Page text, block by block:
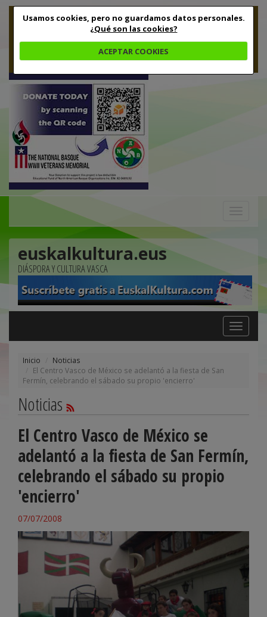
Usamos cookies, pero no guardamos datos personales.
¿Qué son las cookies?
ACEPTAR COOKIES
euskalkultura.eus
DIÁSPORA Y CULTURA VASCA
Toggle
navigation
Inicio
Noticias
El Centro Vasco de México se adelantó a la fiesta de San
Fermín, celebrando el sábado su propio 'encierro'
Noticias
El Centro Vasco de México se
adelantó a la fiesta de San Fermín,
celebrando el sábado su propio
'encierro'
07/07/2008